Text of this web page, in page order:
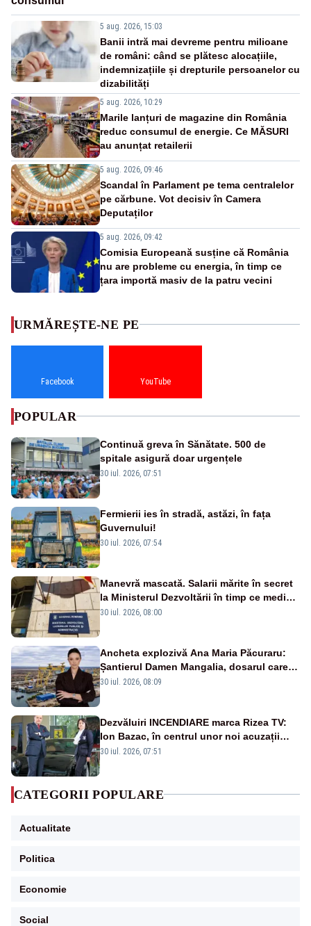
5 aug. 2026, 15:03
Banii intră mai devreme pentru milioane
de români: când se plătesc alocațiile,
indemnizațiile și drepturile persoanelor cu
dizabilități
5 aug. 2026, 10:29
Marile lanțuri de magazine din România
reduc consumul de energie. Ce MĂSURI
au anunțat retailerii
5 aug. 2026, 09:46
Scandal în Parlament pe tema centralelor
pe cărbune. Vot decisiv în Camera
Deputaților
5 aug. 2026, 09:42
Comisia Europeană susține că România
nu are probleme cu energia, în timp ce
țara importă masiv de la patru vecini
URMĂREȘTE-NE PE
Facebook YouTube
POPULAR
Continuă greva în Sănătate. 500 de
spitale asigură doar urgențele
30 iul. 2026, 07:51
Fermierii ies în stradă, astăzi, în fața
Guvernului!
30 iul. 2026, 07:54
Manevră mascată. Salarii mărite în secret
la Ministerul Dezvoltării în timp ce medicii
ies în stradă
30 iul. 2026, 08:00
Ancheta explozivă Ana Maria Păcuraru:
Șantierul Damen Mangalia, dosarul care
scufundă apărarea României
30 iul. 2026, 08:09
Dezvăluiri INCENDIARE marca Rizea TV:
Ion Bazac, în centrul unor noi acuzații
publice
30 iul. 2026, 07:51
CATEGORII POPULARE
Actualitate
Politica
Economie
Social